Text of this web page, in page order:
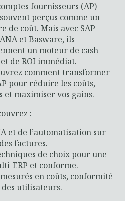
fournisseurs (AP)
perçus comme un
de coût. Mais avec SAP
et Basware, ils
un moteur de cash-
de ROI immédiat.
comment transformer
pour réduire les coûts,
et maximiser vos gains.
:
et de l’automatisation sur
factures.
de choix pour une
ERP et conforme.
en coûts, conformité
utilisateurs.